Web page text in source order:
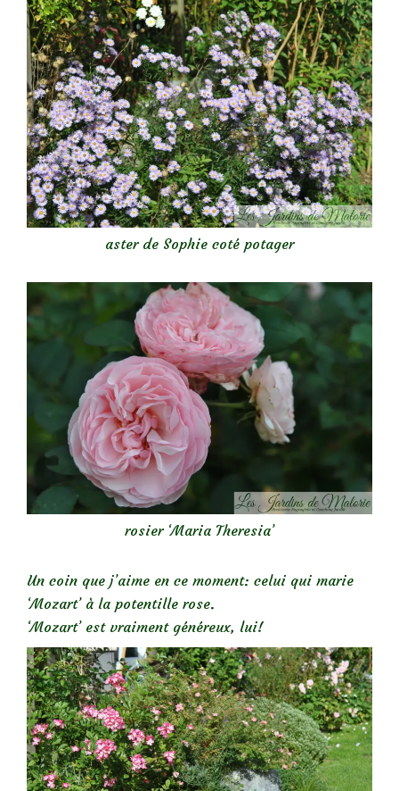
aster de Sophie coté potager
rosier ‘Maria Theresia’
Un coin que j’aime en ce moment: celui qui marie
‘Mozart’ à la potentille rose.
‘Mozart’ est vraiment généreux, lui!